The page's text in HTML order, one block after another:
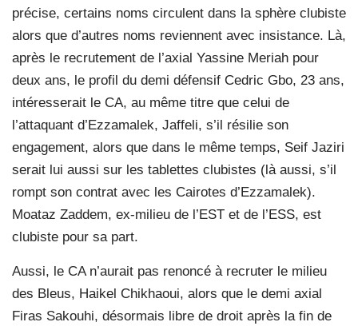
précise, certains noms circulent dans la sphère clubiste
alors que d’autres noms reviennent avec insistance. Là,
après le recrutement de l’axial Yassine Meriah pour
deux ans, le profil du demi défensif Cedric Gbo, 23 ans,
intéresserait le CA, au même titre que celui de
l’attaquant d’Ezzamalek, Jaffeli, s’il résilie son
engagement, alors que dans le même temps, Seif Jaziri
serait lui aussi sur les tablettes clubistes (là aussi, s’il
rompt son contrat avec les Cairotes d’Ezzamalek).
Moataz Zaddem, ex-milieu de l’EST et de l’ESS, est
clubiste pour sa part.
Aussi, le CA n’aurait pas renoncé à recruter le milieu
des Bleus, Haikel Chikhaoui, alors que le demi axial
Firas Sakouhi, désormais libre de droit après la fin de